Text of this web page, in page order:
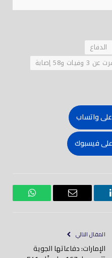
الدفاع
إصابة
على واتساب
على فيسبوك
بريد
واتساب
المقال التالي
الإمارات: دفاعاتها الجوية